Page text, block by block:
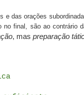
e das orações
no final, são ao contrário
, mas preparação